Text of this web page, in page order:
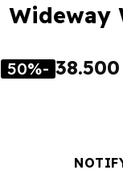
Wideway
-50%